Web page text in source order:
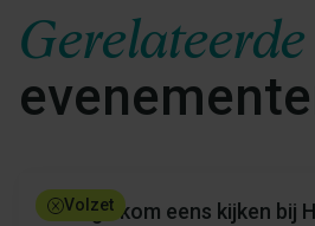
Gerelateerde
Volzet
Collega kom eens kijken bij